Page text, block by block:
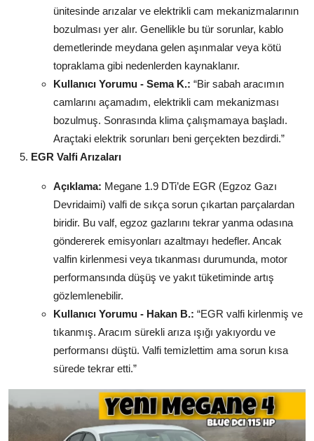
ünitesinde arızalar ve elektrikli cam mekanizmalarının
bozulması yer alır. Genellikle bu tür sorunlar, kablo
demetlerinde meydana gelen aşınmalar veya kötü
topraklama gibi nedenlerden kaynaklanır.
Kullanıcı Yorumu - Sema K.: “Bir sabah aracımın
camlarını açamadım, elektrikli cam mekanizması
bozulmuş. Sonrasında klima çalışmamaya başladı.
Araçtaki elektrik sorunları beni gerçekten bezdirdi.”
EGR Valfi Arızaları
Açıklama: Megane 1.9 DTi’de EGR (Egzoz Gazı
Devridaimi) valfi de sıkça sorun çıkartan parçalardan
biridir. Bu valf, egzoz gazlarını tekrar yanma odasına
göndererek emisyonları azaltmayı hedefler. Ancak
valfin kirlenmesi veya tıkanması durumunda, motor
performansında düşüş ve yakıt tüketiminde artış
gözlemlenebilir.
Kullanıcı Yorumu - Hakan B.: “EGR valfi kirlenmiş ve
tıkanmış. Aracım sürekli arıza ışığı yakıyordu ve
performansı düştü. Valfi temizlettim ama sorun kısa
sürede tekrar etti.”